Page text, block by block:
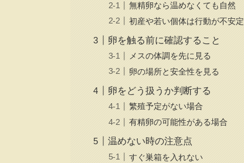
無精卵なら温めなくても自然
初産や若い個体は行動が不安定
卵を触る前に確認すること
メスの体調を先に見る
卵の場所と安全性を見る
卵をどう扱うか判断する
繁殖予定がない場合
有精卵の可能性がある場合
温めない時の注意点
すぐ巣箱を入れない